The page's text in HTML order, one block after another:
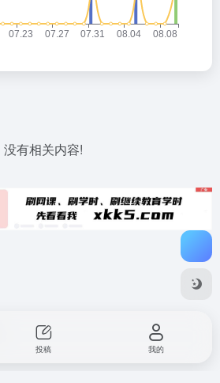
没有相关内容!
投稿 我的